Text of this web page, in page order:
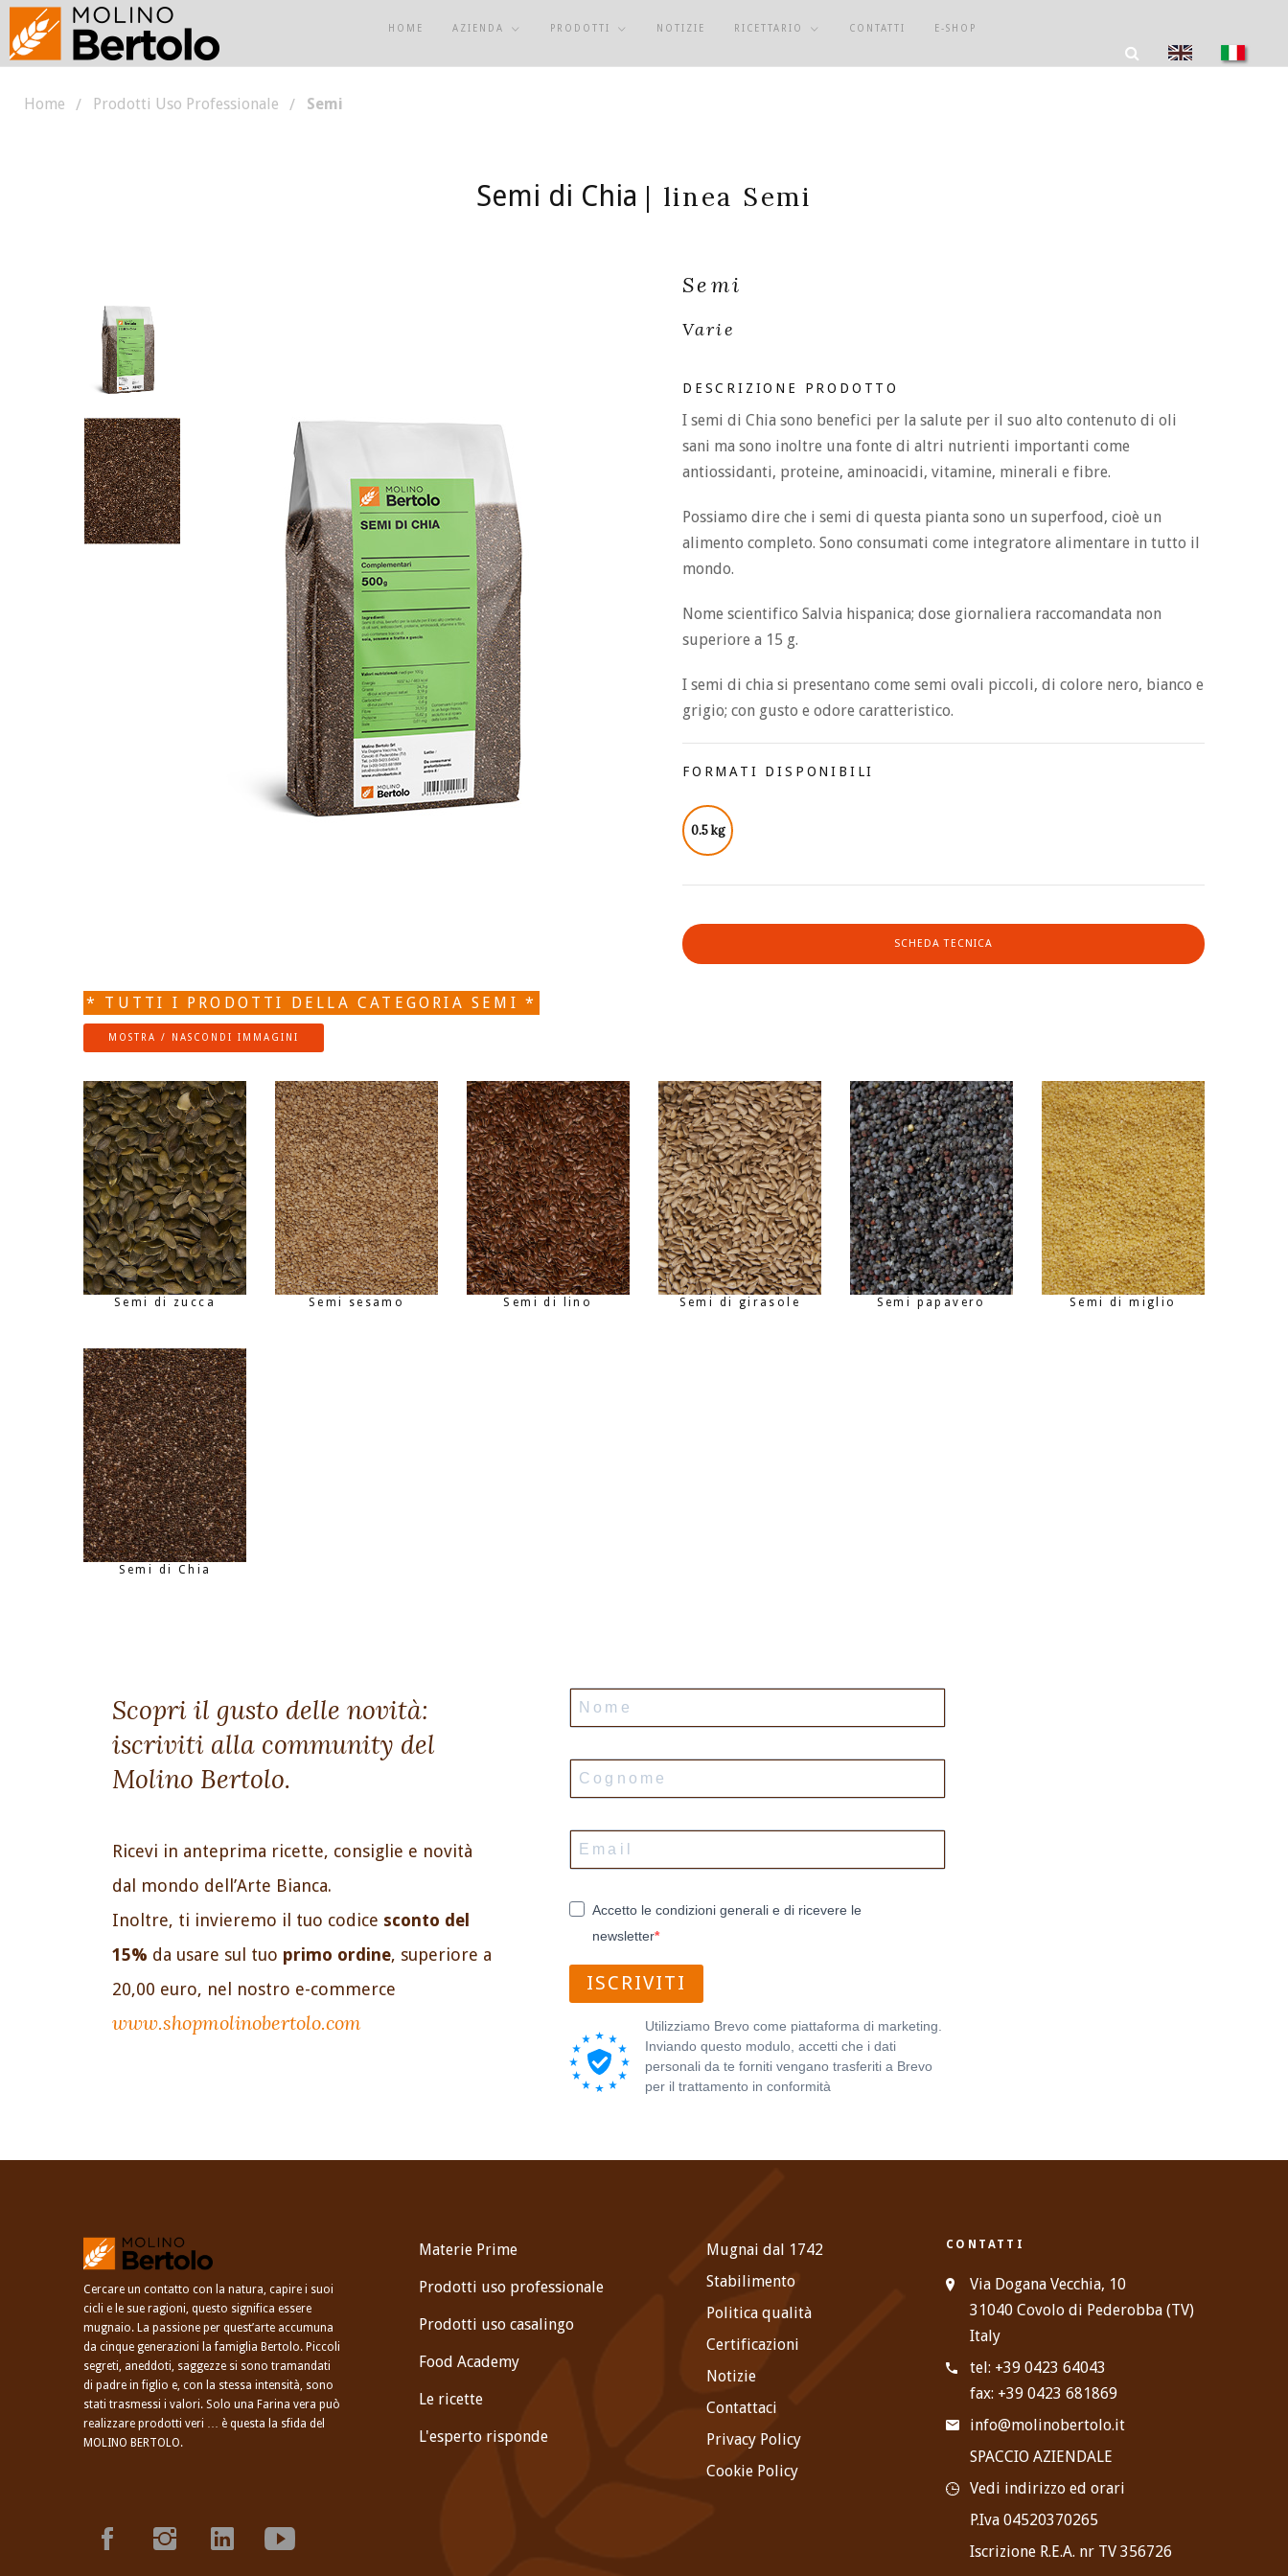
HOME AZIENDA PRODOTTI NOTIZIE RICETTARIO CONTATTI E-SHOP
Home Prodotti Uso Professionale Semi
Semi di Chia | linea Semi
Semi
Varie
DESCRIZIONE PRODOTTO
I semi di Chia sono benefici per la salute per il suo alto contenuto di oli
sani ma sono inoltre una fonte di altri nutrienti importanti come
antiossidanti, proteine, aminoacidi, vitamine, minerali e fibre.
Possiamo dire che i semi di questa pianta sono un superfood, cioè un
alimento completo. Sono consumati come integratore alimentare in tutto il
mondo.
Nome scientifico Salvia hispanica; dose giornaliera raccomandata non
superiore a 15 g.
I semi di chia si presentano come semi ovali piccoli, di colore nero, bianco e
grigio; con gusto e odore caratteristico.
FORMATI DISPONIBILI
0.5 kg
SCHEDA TECNICA
* TUTTI I PRODOTTI DELLA CATEGORIA SEMI *
MOSTRA / NASCONDI IMMAGINI
Semi di zucca Semi sesamo Semi di lino Semi di girasole Semi papavero Semi di miglio
Semi di Chia
Scopri il gusto delle novità:
iscriviti alla community del
Molino Bertolo.
Ricevi in anteprima ricette, consiglie e novità
dal mondo dell’Arte Bianca.
Inoltre, ti invieremo il tuo codice sconto del
15% da usare sul tuo primo ordine, superiore a
20,00 euro, nel nostro e-commerce
www.shopmolinobertolo.com
Accetto le condizioni generali e di ricevere le
newsletter
ISCRIVITI
Utilizziamo Brevo come piattaforma di marketing.
Inviando questo modulo, accetti che i dati
personali da te forniti vengano trasferiti a Brevo
per il trattamento in conformità
Cercare un contatto con la natura, capire i suoi
cicli e le sue ragioni, questo significa essere
mugnaio. La passione per quest’arte accumuna
da cinque generazioni la famiglia Bertolo. Piccoli
segreti, aneddoti, saggezze si sono tramandati
di padre in figlio e, con la stessa intensità, sono
stati trasmessi i valori. Solo una Farina vera può
realizzare prodotti veri … è questa la sfida del
MOLINO BERTOLO.
Materie Prime
Prodotti uso professionale
Prodotti uso casalingo
Food Academy
Le ricette
L'esperto risponde
Mugnai dal 1742
Stabilimento
Politica qualità
Certificazioni
Notizie
Contattaci
Privacy Policy
Cookie Policy
CONTATTI
Via Dogana Vecchia, 10
31040 Covolo di Pederobba (TV)
Italy
tel: +39 0423 64043
fax: +39 0423 681869
info@molinobertolo.it
SPACCIO AZIENDALE
Vedi indirizzo ed orari
P.Iva 04520370265
Iscrizione R.E.A. nr TV 356726